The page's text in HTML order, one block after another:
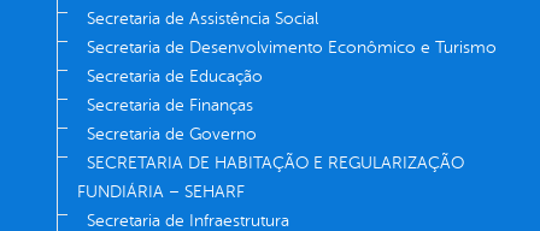
Secretaria de Assistência Social
Secretaria de Desenvolvimento Econômico e Turismo
Secretaria de Educação
Secretaria de Finanças
Secretaria de Governo
SECRETARIA DE HABITAÇÃO E REGULARIZAÇÃO
FUNDIÁRIA – SEHARF
Secretaria de Infraestrutura